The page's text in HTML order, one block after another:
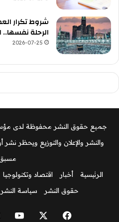
شروط تكرار
الرحلة نفسها..
2026-07-25
جميع حقوق النشر محفوظة لدى
والنشر والإعلان والتوزيع ويحظر
الرئيسية
أخبار اقتصاد وتكنولوجيا
حقوق النشر
سياسة النشر
فيسبوك